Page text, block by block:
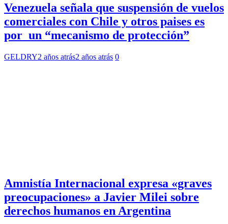
Venezuela señala que suspensión de vuelos
comerciales con Chile y otros paises es
por un “mecanismo de protección”
GELDRY2 años atrás2 años atrás 0
Amnistía Internacional expresa «graves
preocupaciones» a Javier Milei sobre
derechos humanos en Argentina